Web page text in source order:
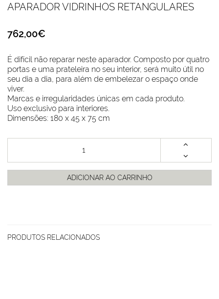
APARADOR VIDRINHOS RETANGULARES
762,00€
É difícil não reparar neste aparador. Composto por quatro
portas e uma prateleira no seu interior, será muito útil no
seu dia a dia, para além de embelezar o espaço onde
viver.
Marcas e irregularidades únicas em cada produto.
Uso exclusivo para interiores.
Dimensões: 180 x 45 x 75 cm
ADICIONAR AO CARRINHO
PRODUTOS RELACIONADOS